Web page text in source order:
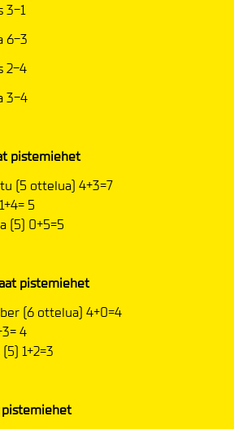
3-1
6-3
2-4
3-4
pistemiehet
(5 ottelua) 4+3=7
5
(5) 0+5=5
pistemiehet
(6 ottelua) 4+0=4
4
1+2=3
pistemiehet